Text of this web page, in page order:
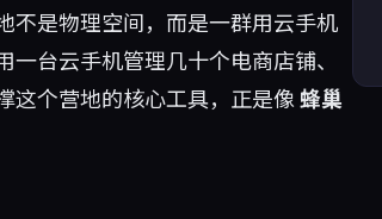
是物理空间，而是一群用云手机
台云手机管理几十个电商店铺、
这个营地的核心工具，正是像蜂巢